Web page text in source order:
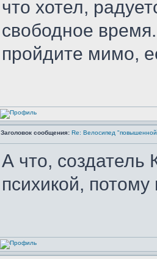
что хотел,
свободное
пройдите мимо,
Заголовок сообщения: Re: Велосипед
А что, создатель
психикой,